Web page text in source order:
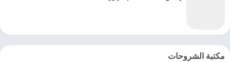
مكتبة الشروحات